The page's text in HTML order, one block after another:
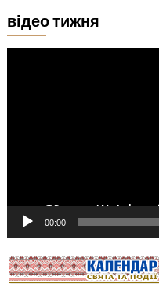
відео тижня
00:00